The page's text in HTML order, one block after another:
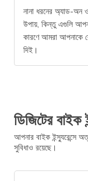
নানা ধরনের অ্যাড-অন
উপায়, কিন্তু এগুলি
কারণে আমরা আপনাকে
দিই।
ডিজিটের বাইক
আপনার বাইক ইন্স্যুরেন্সে
সুবিধাও রয়েছে।